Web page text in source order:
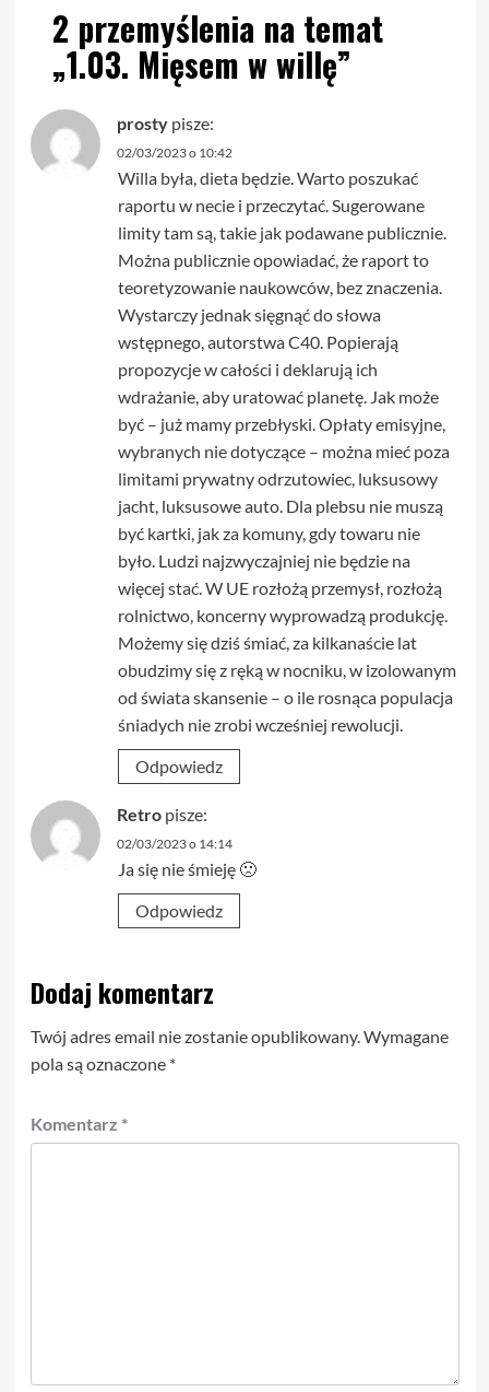
2 przemyślenia na temat
„1.03. Mięsem w willę”
prosty pisze:
02/03/2023 o 10:42
Willa była, dieta będzie. Warto poszukać
raportu w necie i przeczytać. Sugerowane
limity tam są, takie jak podawane publicznie.
Można publicznie opowiadać, że raport to
teoretyzowanie naukowców, bez znaczenia.
Wystarczy jednak sięgnąć do słowa
wstępnego, autorstwa C40. Popierają
propozycje w całości i deklarują ich
wdrażanie, aby uratować planetę. Jak może
być – już mamy przebłyski. Opłaty emisyjne,
wybranych nie dotyczące – można mieć poza
limitami prywatny odrzutowiec, luksusowy
jacht, luksusowe auto. Dla plebsu nie muszą
być kartki, jak za komuny, gdy towaru nie
było. Ludzi najzwyczajniej nie będzie na
więcej stać. W UE rozłożą przemysł, rozłożą
rolnictwo, koncerny wyprowadzą produkcję.
Możemy się dziś śmiać, za kilkanaście lat
obudzimy się z ręką w nocniku, w izolowanym
od świata skansenie – o ile rosnąca populacja
śniadych nie zrobi wcześniej rewolucji.
Odpowiedz
Retro pisze:
02/03/2023 o 14:14
Ja się nie śmieję 🙁
Odpowiedz
Dodaj komentarz
Twój adres email nie zostanie opublikowany.Wymagane
pola są oznaczone *
Komentarz *